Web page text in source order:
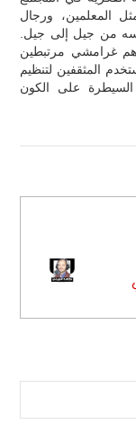
المعلمين، ورجال
من جيل إلى جيل.
غرامشي مرتبطين
المثقفين لتنظيم
السيطرة على الكون